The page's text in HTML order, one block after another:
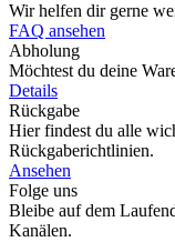
Wir helfen dir gerne
FAQ ansehen
Abholung
Möchtest du deine
Details
Rückgabe
Hier findest du alle
Rückgaberichtlinien.
Ansehen
Folge uns
Bleibe auf dem
Kanälen.